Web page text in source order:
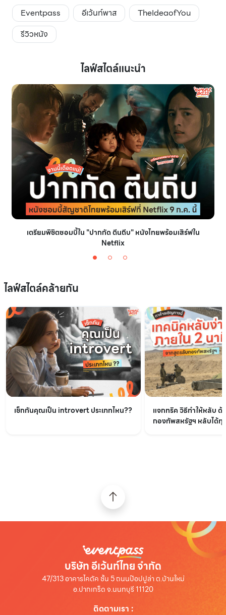
Eventpass อีเว้นท์พาส
TheIdeaofYou
รีวิวหนัง
ไลฟ์สไตล์แนะนำ
เตรียมพิชิตซอมบี้ใน "ปากกัด ตีนถีบ" หนังไทยพร้อมเสิร์ฟใน
Netflix
ไลฟ์สไตล์คล้ายกัน
เช็กกันคุณเป็น introvert ประเภทไหน??
แจกทริค วิธีทำให้หลับ
กองทัพสหรัฐฯ หลับได้ทุ
บริษัท อีเว้นท์ไทย จำกัด
47/313 อาคารไคตัค ชั้น 5 ถนนป๊อปปูล่า ต.บ้านใหม่
อ.ปากเกร็ด จ.นนทบุรี 11120
ติดตามเรา :